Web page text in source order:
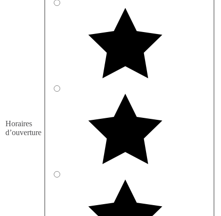
Horaires
d’ouverture